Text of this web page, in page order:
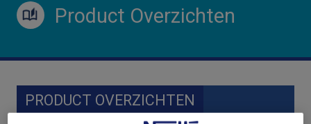
Product Overzichten
PRODUCT OVERZICHTEN